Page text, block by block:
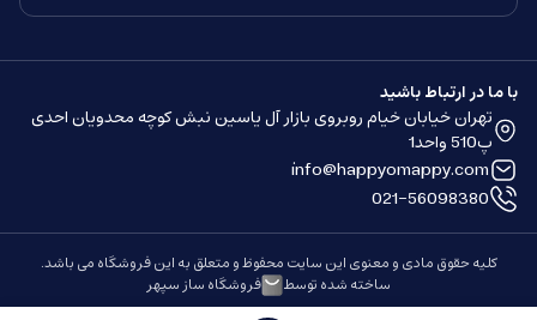
با ما در ارتباط باشید
تهران خیابان خیام روبروی بازار آل یاسین نبش کوچه محدویان احدی
پ510 واحد1
info@happyomappy.com
021-56098380
کلیه حقوق مادی و معنوی این سایت محفوظ و متعلق به این فروشگاه می باشد.
ساخته شده توسط
فروشگاه ساز سپهر